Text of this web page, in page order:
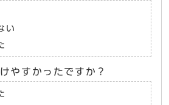
い
やすかったですか？